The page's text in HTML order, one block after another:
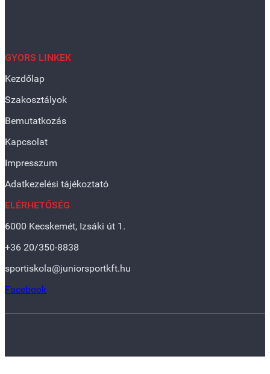
GYORS LINKEK
Kezdőlap
Szakosztályok
Bemutatkozás
Kapcsolat
Impresszum
Adatkezelési tájékoztató
ELÉRHETŐSÉG
6000 Kecskemét, Izsáki út 1.
+36 20/350-8838
sportiskola@juniorsportkft.hu
Facebook